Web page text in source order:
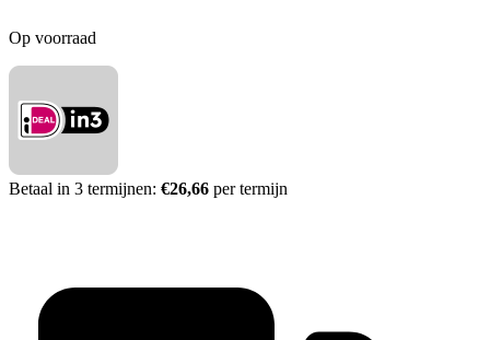
Op voorraad
Betaal in 3 termijnen: €26,66 per termijn